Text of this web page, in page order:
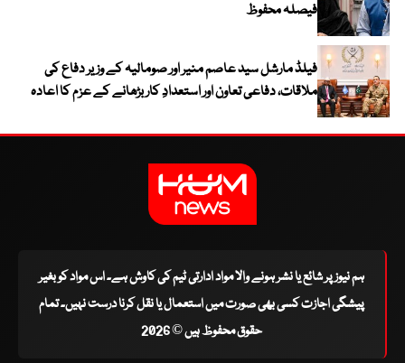
فیصلہ محفوظ
فیلڈ مارشل سید عاصم منیر اور صومالیہ کے وزیر دفاع کی
ملاقات، دفاعی تعاون اور استعدادِ کار بڑھانے کے عزم کا اعادہ
ہم نیوز پر شائع یا نشر ہونے والا مواد ادارتی ٹیم کی کاوش ہے۔ اس مواد کو بغیر
پیشگی اجازت کسی بھی صورت میں استعمال یا نقل کرنا درست نہیں۔ تمام
حقوق محفوظ ہیں © 2026